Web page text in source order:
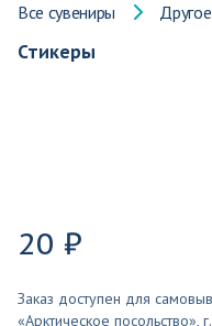
Все сувениры
Другое
Стикеры
20 ₽
Заказ доступен для
«Арктическое посольство»,